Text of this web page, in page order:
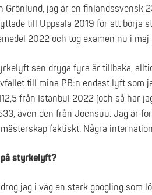
Grönlund, jag är en finlandssvensk
till Uppsala 2019 för att börja
2022 och tog examen nu i maj
sen dryga fyra år tillbaka,
till mina PB:n endast lyft som
från Istanbul 2022 (och så har
även den från Joensuu. Jag är
faktiskt. Några
styrkelyft?
jag i väg en stark googling som